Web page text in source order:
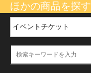
ほかの商品を探す